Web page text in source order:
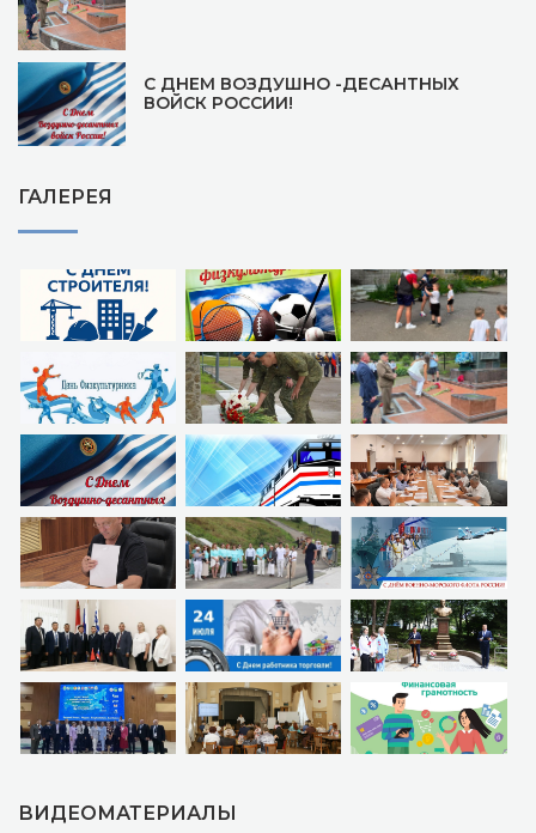
С ДНЕМ ВОЗДУШНО -ДЕСАНТНЫХ
ВОЙСК РОССИИ!
ГАЛЕРЕЯ
ВИДЕОМАТЕРИАЛЫ